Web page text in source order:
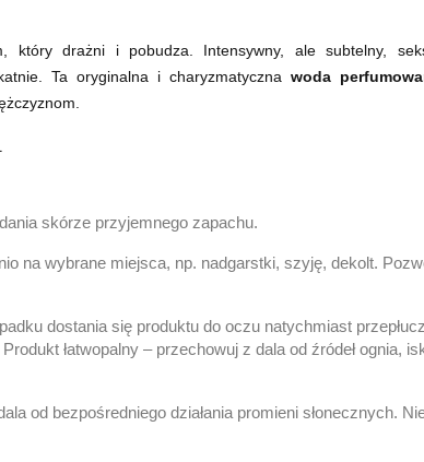
drażni i pobudza. Intensywny, ale subtelny,
Ta oryginalna i charyzmatyczna woda
skórze przyjemnego zapachu.
na wybrane miejsca, np. nadgarstki, szyję, dekolt.
dostania się produktu do oczu natychmiast
Produkt łatwopalny – przechowuj z dala od źródeł ognia,
od bezpośredniego działania promieni słonecznych.